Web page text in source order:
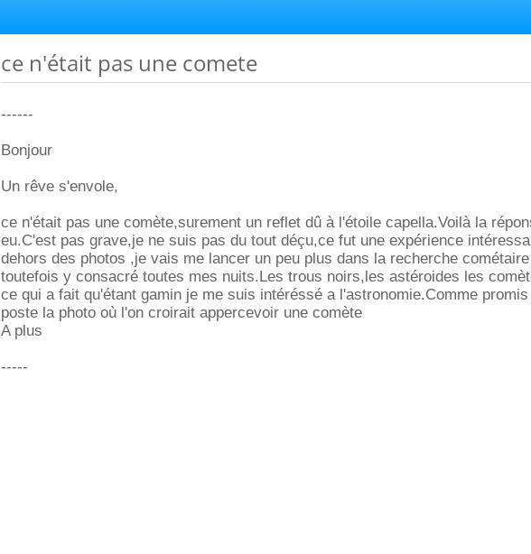
ce n'était pas une comete
------
Bonjour
Un rêve s'envole,
ce n'était pas une comète,surement un reflet dû à l'étoile capella.Voilà la
eu.C'est pas grave,je ne suis pas du tout déçu,ce fut une expérience
dehors des photos ,je vais me lancer un peu plus dans la recherche
toutefois y consacré toutes mes nuits.Les trous noirs,les astéroides les
ce qui a fait qu'étant gamin je me suis intéréssé a l'astronomie.Comme
poste la photo où l'on croirait appercevoir une comète
A plus
-----